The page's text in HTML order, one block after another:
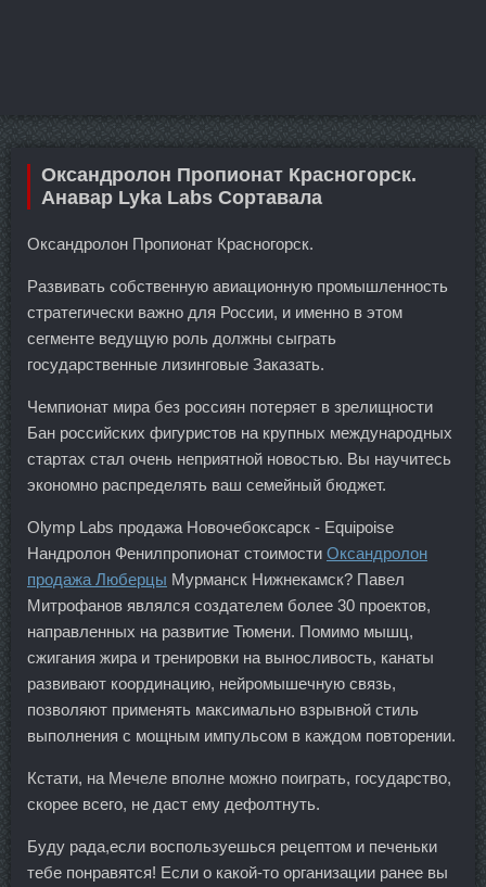
Оксандролон Пропионат Красногорск.
Анавар Lyka Labs Сортавала
Оксандролон Пропионат Красногорск.
Развивать собственную авиационную промышленность
стратегически важно для России, и именно в этом
сегменте ведущую роль должны сыграть
государственные лизинговые Заказать.
Чемпионат мира без россиян потеряет в зрелищности
Бан российских фигуристов на крупных международных
стартах стал очень неприятной новостью. Вы научитесь
экономно распределять ваш семейный бюджет.
Olymp Labs продажа Новочебоксарск - Equipoise
Нандролон Фенилпропионат стоимости Оксандролон
продажа Люберцы Мурманск Нижнекамск? Павел
Митрофанов являлся создателем более 30 проектов,
направленных на развитие Тюмени. Помимо мышц,
сжигания жира и тренировки на выносливость, канаты
развивают координацию, нейромышечную связь,
позволяют применять максимально взрывной стиль
выполнения с мощным импульсом в каждом повторении.
Кстати, на Мечеле вполне можно поиграть, государство,
скорее всего, не даст ему дефолтнуть.
Буду рада,если воспользуешься рецептом и печеньки
тебе понравятся! Если о какой-то организации ранее вы